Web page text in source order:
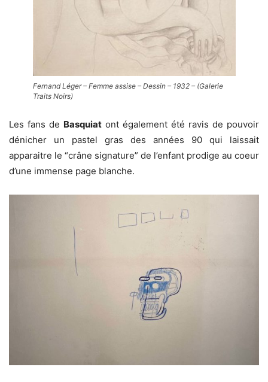
Fernand Léger – Femme assise – Dessin – 1932 – (Galerie
Traits Noirs)
Les fans de Basquiat ont également été ravis de pouvoir
dénicher un pastel gras des années 90 qui laissait
apparaitre le “crâne signature” de l’enfant prodige au coeur
d’une immense page blanche.